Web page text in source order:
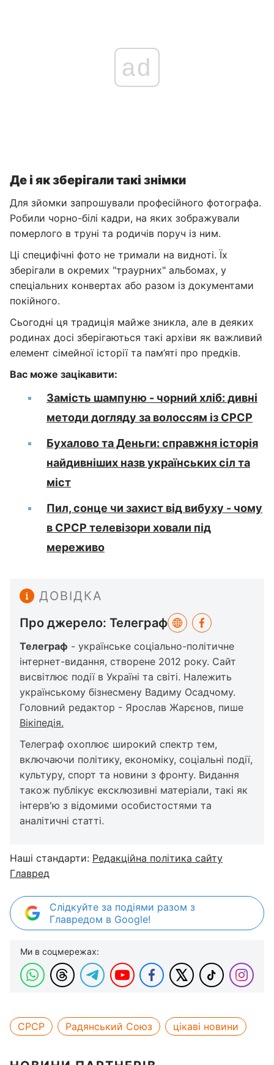
ad
Де і як зберігали такі знімки
Для зйомки запрошували професійного фотографа.
Робили чорно-білі кадри, на яких зображували
померлого в труні та родичів поруч із ним.
Ці специфічні фото не тримали на видноті. Їх
зберігали в окремих "траурних" альбомах, у
спеціальних конвертах або разом із документами
покійного.
Сьогодні ця традиція майже зникла, але в деяких
родинах досі зберігаються такі архіви як важливий
елемент сімейної історії та пам’яті про предків.
Вас може зацікавити:
Замість шампуню - чорний хліб: дивні
методи догляду за волоссям із СРСР
Бухалово та Деньги: справжня історія
найдивніших назв українських сіл та
міст
Пил, сонце чи захист від вибуху - чому
в СРСР телевізори ховали під
мереживо
ДОВІДКА
Про джерело: Телеграф
Телеграф - українське соціально-політичне
інтернет-видання, створене 2012 року. Сайт
висвітлює події в Україні та світі. Належить
українському бізнесмену Вадиму Осадчому.
Головний редактор - Ярослав Жарєнов, пише
Вікіпедія.
Телеграф охоплює широкий спектр тем,
включаючи політику, економіку, соціальні події,
культуру, спорт та новини з фронту. Видання
також публікує ексклюзивні матеріали, такі як
інтерв'ю з відомими особистостями та
аналітичні статті.
Наші стандарти: Редакційна політика сайту
Главред
Слідкуйте за подіями разом з
Главредом в Google!
Ми в соцмережах:
СРСР Радянський Союз цікаві новини